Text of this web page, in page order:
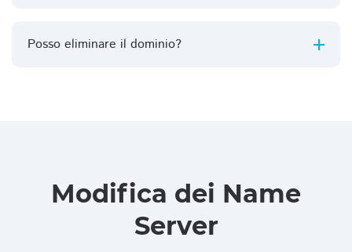
Posso eliminare il dominio?
Modifica dei Name
Server